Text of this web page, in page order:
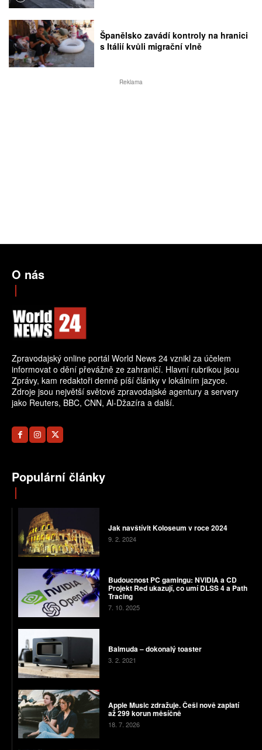
Španělsko zavádí kontroly na hranici
s Itálií kvůli migrační vlně
Reklama
O nás
Zpravodajský online portál World News 24 vznikl za účelem
informovat o dění převážně ze zahraničí. Hlavní rubrikou jsou
Zprávy, kam redaktoři denně píší články v lokálním jazyce.
Zdroje jsou největší světové zpravodajské agentury a servery
jako Reuters, BBC, CNN, Al-Džazíra a další.
Populární články
Jak navštívit Koloseum v roce 2024
9. 2. 2024
Budoucnost PC gamingu: NVIDIA a CD
Projekt Red ukazují, co umí DLSS 4 a Path
Tracing
7. 10. 2025
Balmuda – dokonalý toaster
3. 2. 2021
Apple Music zdražuje. Češi nově zaplatí
až 299 korun měsíčně
18. 7. 2026